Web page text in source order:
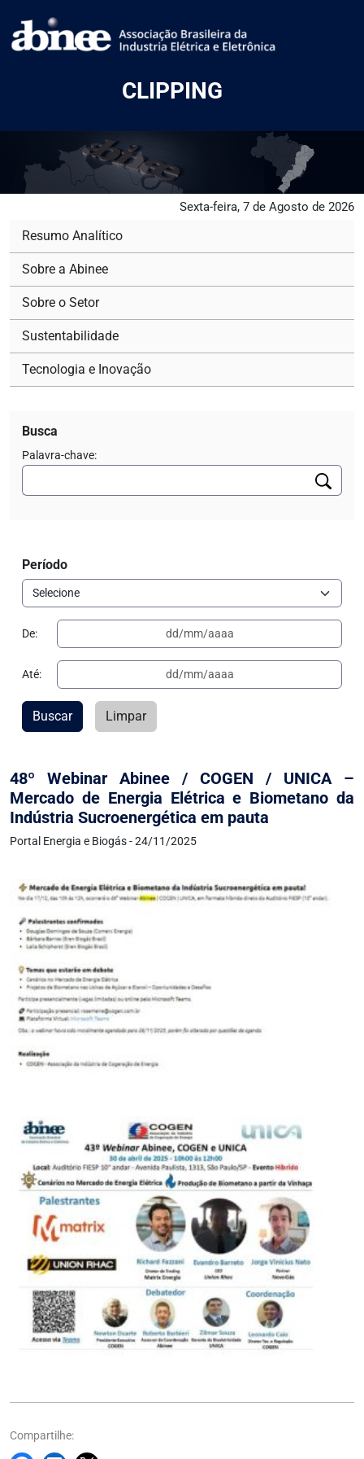
CLIPPING
Sexta-feira, 7 de Agosto de 2026
48º Webinar Abinee / COGEN / UNICA –
Mercado de Energia Elétrica e Biometano da
Indústria Sucroenergética em pauta
Portal Energia e Biogás - 24/11/2025
Compartilhe:
Resumo Analítico
Sobre a Abinee
Sobre o Setor
Sustentabilidade
Tecnologia e Inovação
Busca
Palavra-chave:
Período
De:
Até:
Buscar Limpar